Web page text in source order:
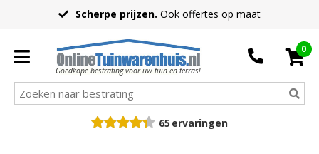
Scherpe prijzen. Ook offertes op maat
Goedkope bestrating voor uw tuin en terras!
0
65 ervaringen